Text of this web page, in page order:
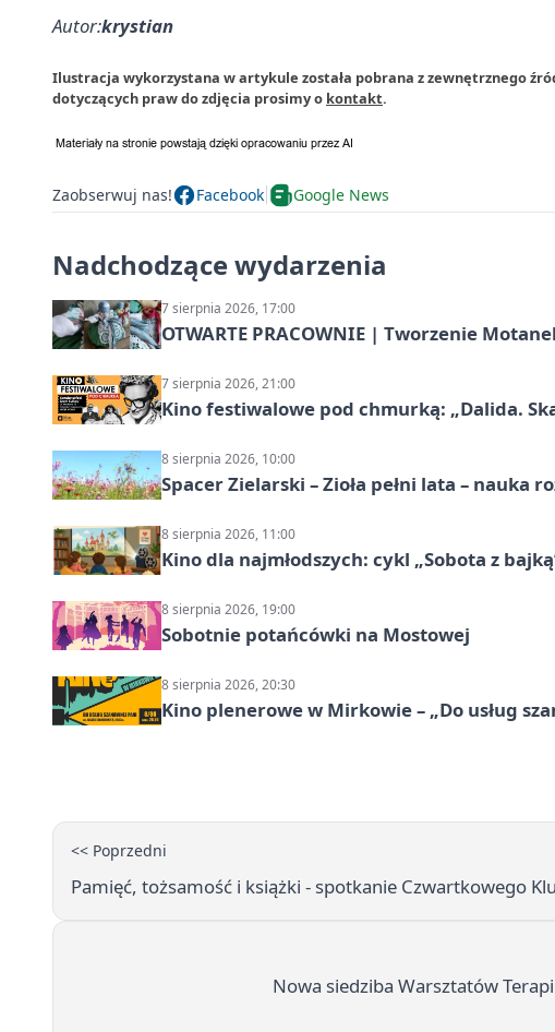
Autor:krystian
Ilustracja wykorzystana w artykule została pobrana z zewnętrznego
dotyczących praw do zdjęcia prosimy o kontakt.
Zaobserwuj nas! Facebook Google News
Nadchodzące wydarzenia
7 sierpnia 2026, 17:00
OTWARTE PRACOWNIE | Tworzenie
7 sierpnia 2026, 21:00
Kino festiwalowe pod chmurką: „Dalida.
8 sierpnia 2026, 10:00
Spacer Zielarski – Zioła pełni lata – nauka
8 sierpnia 2026, 11:00
Kino dla najmłodszych: cykl „Sobota z
8 sierpnia 2026, 19:00
Sobotnie potańcówki na Mostowej
8 sierpnia 2026, 20:30
Kino plenerowe w Mirkowie – „Do usług
<< Poprzedni
Pamięć, tożsamość i książki - spotkanie Czwartkowego
Nowa siedziba Warsztatów